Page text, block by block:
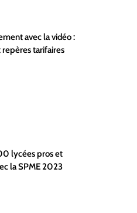
avec la vidéo :
tarifaires
lycées pros et
la SPME 2023